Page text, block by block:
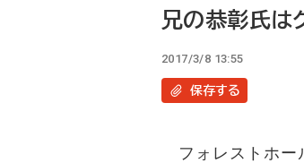
兄の恭彰氏は
2017/3/8 13:55
保存する
フォレストホー